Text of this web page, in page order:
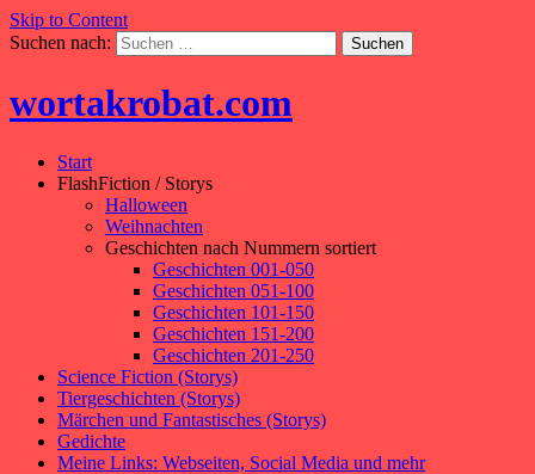
Skip to Content
Suchen nach:
wortakrobat.com
Start
FlashFiction / Storys
Halloween
Weihnachten
Geschichten nach Nummern sortiert
Geschichten 001-050
Geschichten 051-100
Geschichten 101-150
Geschichten 151-200
Geschichten 201-250
Science Fiction (Storys)
Tiergeschichten (Storys)
Märchen und Fantastisches (Storys)
Gedichte
Meine Links: Webseiten, Social Media und mehr